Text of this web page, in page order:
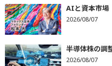
AIと資本市場
2026/08/07
半導体株の調
2026/08/07